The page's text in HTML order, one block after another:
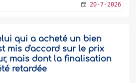
20-7-2026
qui a acheté un bien
mis d'accord sur le prix
mais dont la finalisation
retardée